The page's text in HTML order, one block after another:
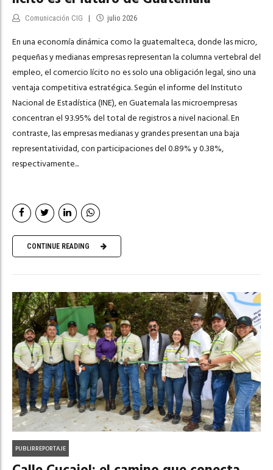
Comunicación CIG julio 2026
En una economía dinámica como la guatemalteca, donde las micro,
pequeñas y medianas empresas representan la columna vertebral del
empleo, el comercio lícito no es solo una obligación legal, sino una
ventaja competitiva estratégica. Según el informe del Instituto
Nacional de Estadística (INE), en Guatemala las microempresas
concentran el 93.95% del total de registros a nivel nacional. En
contraste, las empresas medianas y grandes presentan una baja
representatividad, con participaciones del 0.89% y 0.38%,
respectivamente...
CONTINUE READING
PUBLIRREPORTAJE